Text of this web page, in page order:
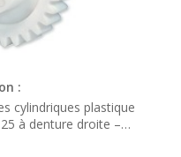
:
cylindriques plastique
à denture droite –